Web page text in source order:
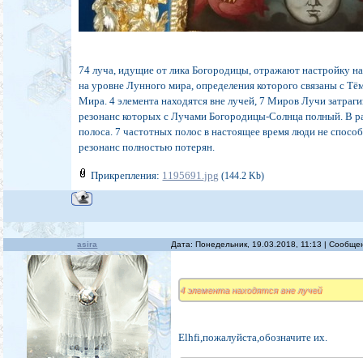
74 луча, идущие от лика Богородицы, отражают настройку
на уровне Лунного мира, определения которого связаны с
Мира. 4 элемента находятся вне лучей, 7 Миров Лучи
резонанс которых с Лучами Богородицы-Солнца полный. В
полоса. 7 частотных полос в настоящее время люди не
резонанс полностью потерян.
Прикрепления: 1195691.jpg (144.2 Kb)
asira Дата: Понедельник, 19.03.2018, 11:13 |
4 элемента находятся вне лучей
Elhfi,пожалуйста,обозначите их.